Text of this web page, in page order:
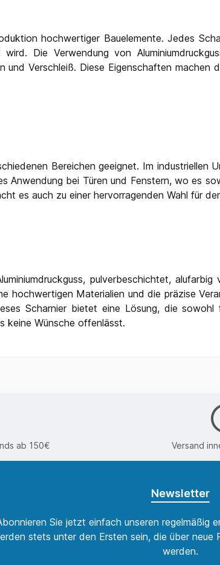
hochwertiger Bauelemente. Jedes
Die Verwendung von
und Verschleiß. Diese Eigenschaften machen
Bereichen geeignet. Im
Anwendung bei Türen und Fenstern, wo es
es auch zu einer hervorragenden Wahl für
pulverbeschichtet,
hochwertigen Materialien und die präzise
Scharnier bietet eine Lösung, die
keine Wünsche offenlässt.
ab 150€ Versand
Newsletter
Sie jetzt einfach unseren regelmäßig
stets unter den Ersten sein, die über
werden.